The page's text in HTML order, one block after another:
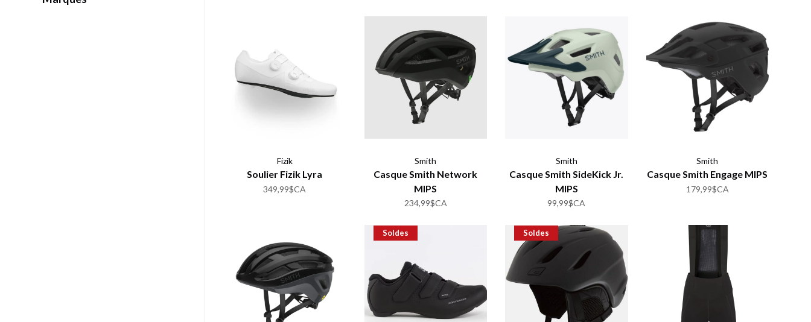
Fizik
Soulier Fizik Lyra
349,99$CA
Smith
Casque Smith Network
MIPS
234,99$CA
Smith
Casque Smith SideKick Jr.
MIPS
99,99$CA
Smith
Casque Smith Engage MIPS
179,99$CA
Soldes Soldes